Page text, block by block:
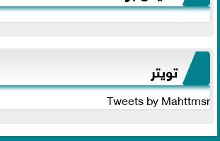
تويتر
Tweets by Mahttmsr